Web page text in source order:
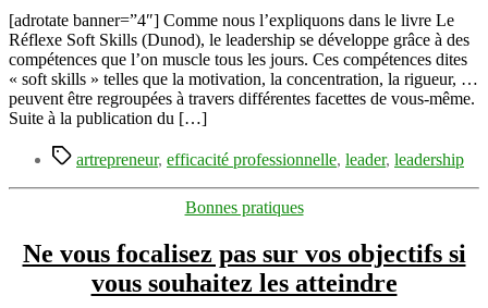
musclant
vos
facettes
de
leadership
[adrotate banner=”4″] Comme nous l’expliquons dans le livre Le
Réflexe Soft Skills (Dunod), le leadership se développe grâce à des
compétences que l’on muscle tous les jours. Ces compétences dites
« soft skills » telles que la motivation, la concentration, la rigueur, …
peuvent être regroupées à travers différentes facettes de vous-même.
Suite à la publication du […]
Étiquettes
artrepreneur, efficacité professionnelle, leader, leadership
Catégories
Bonnes pratiques
Ne vous focalisez pas sur vos objectifs si
vous souhaitez les atteindre